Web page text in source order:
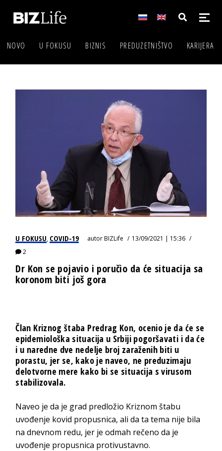
NOVO U FOKUSU BIZNIS PREDUZETNIŠTVO KARIJERA
U FOKUSU, COVID-19 autorBIZLife
13/09/2021 | 15:36
2
Dr Kon se pojavio i poručio da će situacija sa
koronom biti još gora
Član Kriznog štaba Predrag Kon, ocenio je da će se
epidemiološka situacija u Srbiji pogoršavati i da će
i u naredne dve nedelje broj zaraženih biti u
porastu, jer se, kako je naveo, ne preduzimaju
delotvorne mere kako bi se situacija s virusom
stabilizovala.
Naveo je da je grad predložio Kriznom štabu
uvođenje kovid propusnica, ali da ta tema nije bila
na dnevnom redu, jer je odmah rečeno da je
uvođenje propusnica protivustavno.